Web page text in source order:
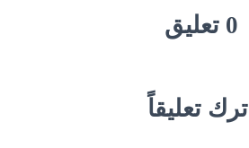
0 تعليق
اترك تعليقاً